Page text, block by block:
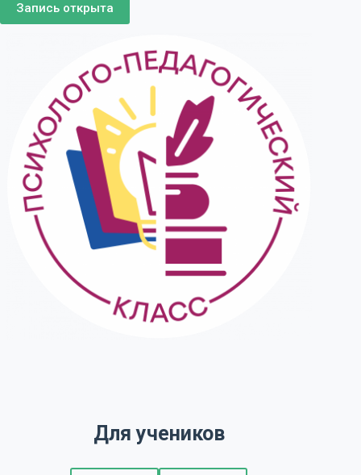
Запись открыта
Для учеников